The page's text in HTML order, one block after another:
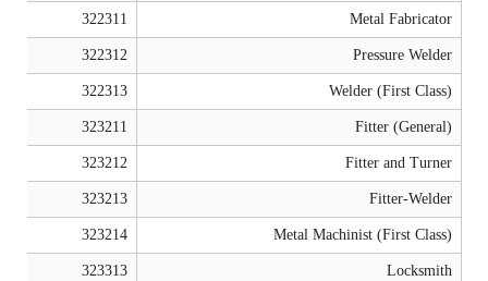
Metal Fabricator
322311
Pressure Welder
322312
Welder (First Class)
322313
Fitter (General)
323211
Fitter and Turner
323212
Fitter-Welder
323213
Metal Machinist (First Class)
323214
Locksmith
323313